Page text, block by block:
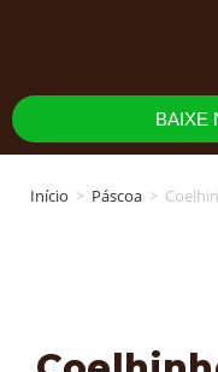
BAIXE
Início > Páscoa >